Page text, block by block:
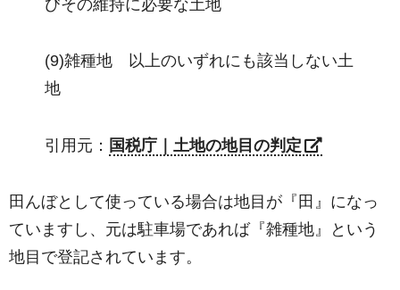
びその維持に必要な土地
(9)雑種地 以上のいずれにも該当しない土
地
引用元： 国税庁｜土地の地目の判定
田んぼとして使っている場合は地目が『田』になっ
ていますし、元は駐車場であれば『雑種地』という
地目で登記されています。